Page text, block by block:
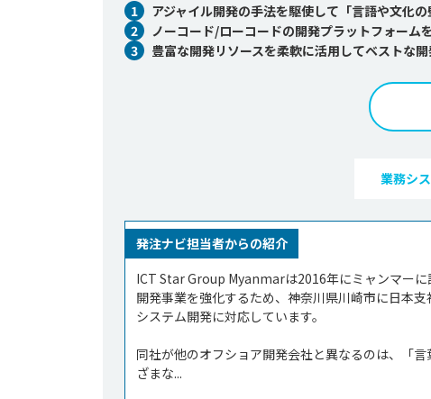
1
アジャイル開発の手法を駆使して「言語や文化
2
ノーコード/ローコードの開発プラットフォー
3
豊富な開発リソースを柔軟に活用してベストな
業務シ
発注ナビ担当者からの紹介
ICT Star Group Myanmarは2016年にミャンマー
開発事業を強化するため、神奈川県川崎市に日本
システム開発に対応しています。
同社が他のオフショア開発会社と異なるのは、「
ざまな...